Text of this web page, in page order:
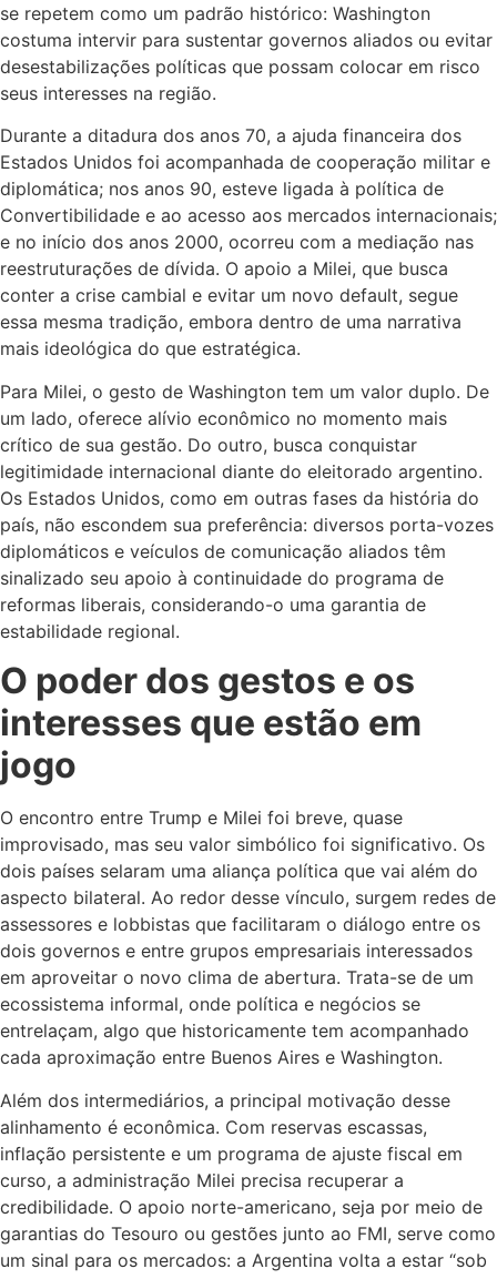
se repetem como um padrão histórico: Washington
costuma intervir para sustentar governos aliados ou evitar
desestabilizações políticas que possam colocar em risco
seus interesses na região.
Durante a ditadura dos anos 70, a ajuda financeira dos
Estados Unidos foi acompanhada de cooperação militar e
diplomática; nos anos 90, esteve ligada à política de
Convertibilidade e ao acesso aos mercados internacionais;
e no início dos anos 2000, ocorreu com a mediação nas
reestruturações de dívida. O apoio a Milei, que busca
conter a crise cambial e evitar um novo default, segue
essa mesma tradição, embora dentro de uma narrativa
mais ideológica do que estratégica.
Para Milei, o gesto de Washington tem um valor duplo. De
um lado, oferece alívio econômico no momento mais
crítico de sua gestão. Do outro, busca conquistar
legitimidade internacional diante do eleitorado argentino.
Os Estados Unidos, como em outras fases da história do
país, não escondem sua preferência: diversos porta-vozes
diplomáticos e veículos de comunicação aliados têm
sinalizado seu apoio à continuidade do programa de
reformas liberais, considerando-o uma garantia de
estabilidade regional.
O poder dos gestos e os
interesses que estão em
jogo
O encontro entre Trump e Milei foi breve, quase
improvisado, mas seu valor simbólico foi significativo. Os
dois países selaram uma aliança política que vai além do
aspecto bilateral. Ao redor desse vínculo, surgem redes de
assessores e lobbistas que facilitaram o diálogo entre os
dois governos e entre grupos empresariais interessados
em aproveitar o novo clima de abertura. Trata-se de um
ecossistema informal, onde política e negócios se
entrelaçam, algo que historicamente tem acompanhado
cada aproximação entre Buenos Aires e Washington.
Além dos intermediários, a principal motivação desse
alinhamento é econômica. Com reservas escassas,
inflação persistente e um programa de ajuste fiscal em
curso, a administração Milei precisa recuperar a
credibilidade. O apoio norte-americano, seja por meio de
garantias do Tesouro ou gestões junto ao FMI, serve como
um sinal para os mercados: a Argentina volta a estar “sob